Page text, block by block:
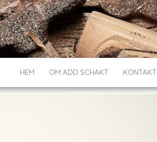
HEM OM ADD SCHAKT KONTAKT